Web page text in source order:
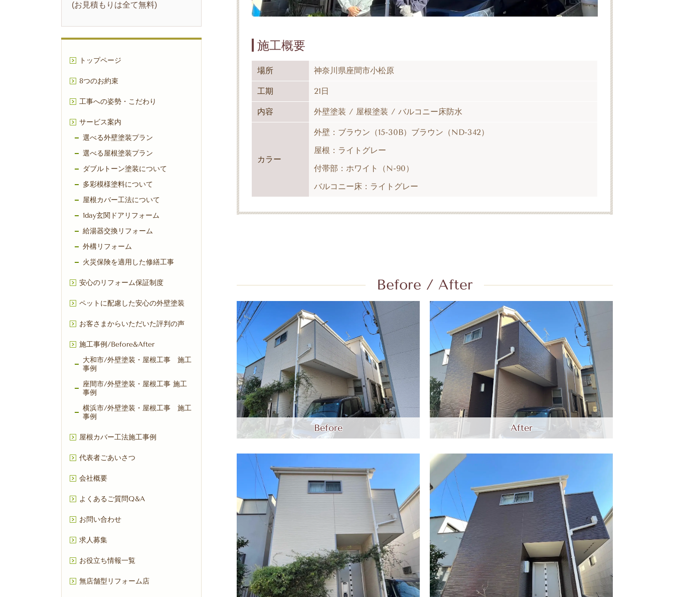
施工概要
場所 神奈川県座間市小松原
工期 21日
内容 外壁塗装 / 屋根塗装 / バルコニー床防水
カラー
外壁：ブラウン（15-30B）ブラウン （ND-342）
屋根：ライトグレー
付帯部：ホワイト（N-90）
バルコニー床：ライトグレー
Before / After
Before After
(お見積もりは全て無料)
トップページ
8つのお約束
工事への姿勢・こだわり
サービス案内
選べる外壁塗装プラン
選べる屋根塗装プラン
ダブルトーン塗装について
多彩模様塗料について
屋根カバー工法について
1day玄関ドアリフォーム
給湯器交換リフォーム
外構リフォーム
火災保険を適用した修繕工事
安心のリフォーム保証制度
ペットに配慮した安心の外壁塗装
お客さまからいただいた評判の声
施工事例/Before&After
大和市/外壁塗装・屋根工事 施工
事例
座間市/外壁塗装・屋根工事 施工
事例
横浜市/外壁塗装・屋根工事 施工
事例
屋根カバー工法施工事例
代表者ごあいさつ
会社概要
よくあるご質問Q&A
お問い合わせ
求人募集
お役立ち情報一覧
無店舗型リフォーム店